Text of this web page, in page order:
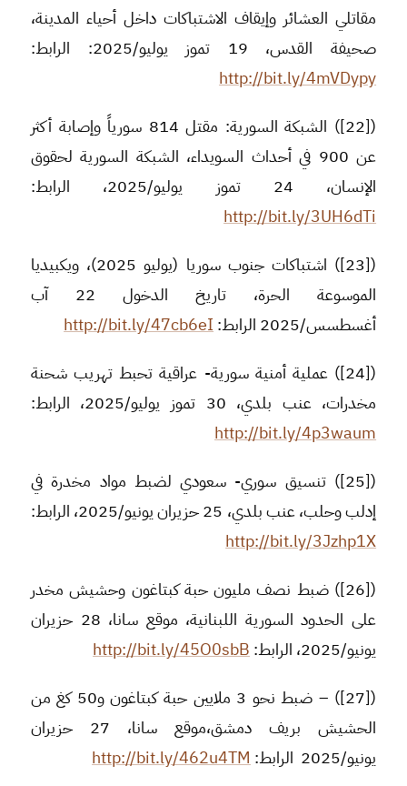
مقاتلي العشائر وإيقاف الاشتباكات داخل أحياء المدينة،
صحيفة القدس، 19 تموز يوليو/2025: الرابط:
http://bit.ly/4mVDypy
([22]) الشبكة السورية: مقتل 814 سورياً وإصابة أكثر
عن 900 في أحداث السويداء، الشبكة السورية لحقوق
الإنسان، 24 تموز يوليو/2025، الرابط:
http://bit.ly/3UH6dTi
([23]) اشتباكات جنوب سوريا (يوليو 2025)، ويكبيديا
الموسوعة الحرة، تاريخ الدخول 22 آب
أغسطسس/2025 الرابط:
http://bit.ly/47cb6eI
([24]) عملية أمنية سورية- عراقية تحبط تهريب شحنة
مخدرات، عنب بلدي، 30 تموز يوليو/2025، الرابط:
http://bit.ly/4p3waum
([25]) تنسيق سوري- سعودي لضبط مواد مخدرة في
إدلب وحلب، عنب بلدي، 25 حزيران يونيو/2025، الرابط:
http://bit.ly/3Jzhp1X
([26]) ضبط نصف مليون حبة كبتاغون وحشيش مخدر
على الحدود السورية اللبنانية، موقع سانا، 28 حزيران
يونيو/2025، الرابط:
http://bit.ly/45O0sbB
([27]) – ضبط نحو 3 ملايين حبة كبتاغون و50 كغ من
الحشيش بريف دمشق،موقع سانا، 27 حزيران
يونيو/2025 الرابط:
http://bit.ly/462u4TM